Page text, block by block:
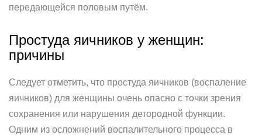
передающейся половым путём.
Простуда яичников у женщин:
причины
Следует отметить, что простуда яичников (воспаление
яичников) для женщины очень опасно с точки зрения
сохранения или нарушения детородной функции.
Одним из осложнений воспалительного процесса в